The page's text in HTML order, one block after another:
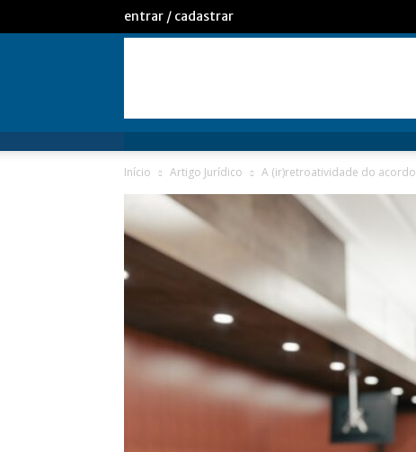
entrar / cadastrar
Início Artigo Jurídico A (ir)retroatividade do